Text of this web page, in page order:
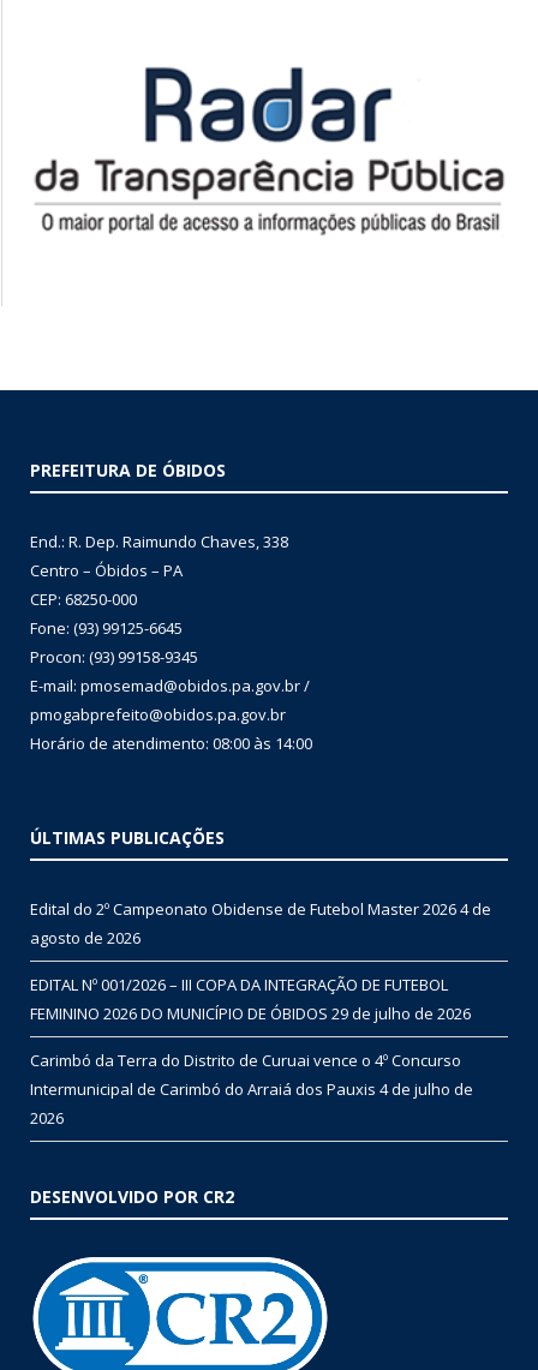
PREFEITURA DE ÓBIDOS
End.: R. Dep. Raimundo Chaves, 338
Centro – Óbidos – PA
CEP: 68250-000
Fone: (93) 99125-6645
Procon: (93) 99158-9345
E-mail: pmosemad@obidos.pa.gov.br /
pmogabprefeito@obidos.pa.gov.br
Horário de atendimento: 08:00 às 14:00
ÚLTIMAS PUBLICAÇÕES
Edital do 2º Campeonato Obidense de Futebol Master 20264 de
agosto de 2026
EDITAL Nº 001/2026 – III COPA DA INTEGRAÇÃO DE FUTEBOL
FEMININO 2026 DO MUNICÍPIO DE ÓBIDOS 29 de julho de 2026
Carimbó da Terra do Distrito de Curuai vence o 4º Concurso
Intermunicipal de Carimbó do Arraiá dos Pauxis 4 de julho de
2026
DESENVOLVIDO POR CR2